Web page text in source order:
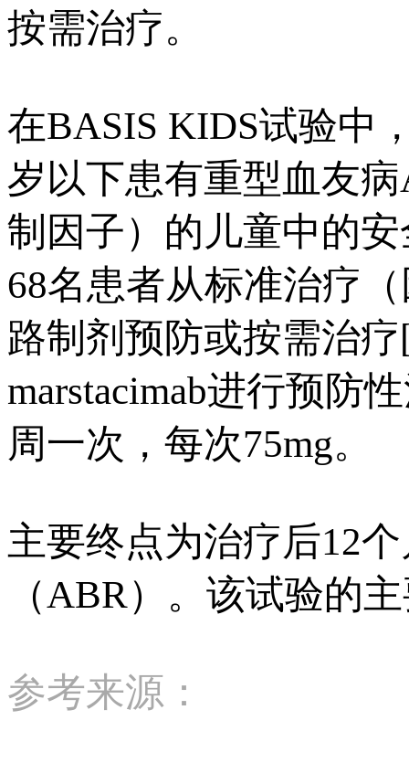
按需治疗。
在BASIS KIDS试验中
岁以下患有重型血友
制因子）的儿童中的
68名患者从标准治疗
路制剂预防或按需治
marstacimab进行预防
周一次，每次75mg。
主要终点为治疗后12
（ABR）。该试验的
参考来源：